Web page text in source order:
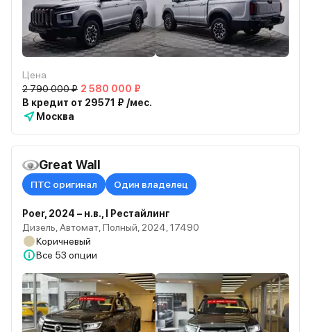
Цена
2 790 000 ₽ 2 580 000 ₽
В кредит от 29571 ₽ /мес.
Москва
Great Wall
ПТС оригинал Один владелец
Poer, 2024 – н.в., I Рестайлинг
Дизель, Автомат, Полный, 2024, 17490
Коричневый
Все 53 опции